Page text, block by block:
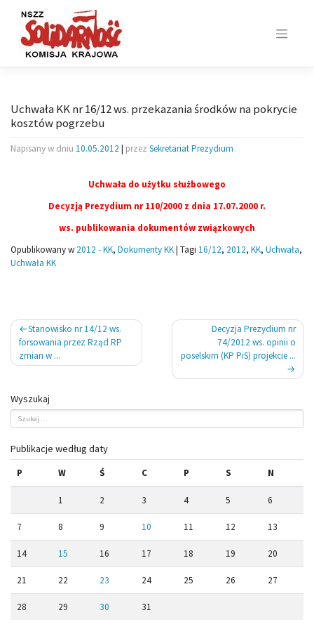
content
Uchwała KK nr 16/12 ws. przekazania środków na pokrycie
kosztów pogrzebu
Napisany w dniu 10.05.2012 | przez Sekretariat Prezydium
Uchwała do użytku służbowego
Decyzją Prezydium nr 110/2000 z dnia 17.07.2000 r.
ws. publikowania dokumentów związkowych
Opublikowany w 2012 - KK, Dokumenty KK| Tagi 16/12, 2012, KK, Uchwała,
Uchwała KK
Nawigacja
wpisu
Stanowisko nr 14/12 ws.
forsowania przez Rząd RP
zmian w ...
Decyzja Prezydium nr
74/2012 ws. opinii o
poselskim (KP PiS) projekcie ...
Wyszukaj
Publikacje według daty
P W Ś C P S N
1 2 3 4 5 6
7 8 9 10 11 12 13
14 15 16 17 18 19 20
21 22 23 24 25 26 27
28 29 30 31